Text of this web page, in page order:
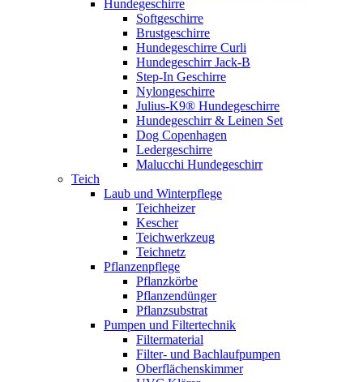
Hundegeschirre
Softgeschirre
Brustgeschirre
Hundegeschirre Curli
Hundegeschirr Jack-B
Step-In Geschirre
Nylongeschirre
Julius-K9® Hundegeschirre
Hundegeschirr & Leinen Set
Dog Copenhagen
Ledergeschirre
Malucchi Hundegeschirr
Teich
Laub und Winterpflege
Teichheizer
Kescher
Teichwerkzeug
Teichnetz
Pflanzenpflege
Pflanzkörbe
Pflanzendünger
Pflanzsubstrat
Pumpen und Filtertechnik
Filtermaterial
Filter- und Bachlaufpumpen
Oberflächenskimmer